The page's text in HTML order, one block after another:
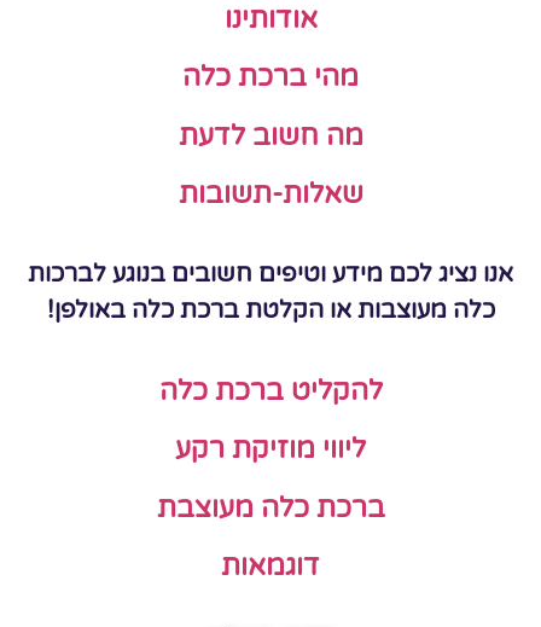
אודותינו
מהי ברכת כלה
מה חשוב לדעת
שאלות-תשובות
אנו נציג לכם מידע וטיפים חשובים בנוגע לברכות
כלה מעוצבות או הקלטת ברכת כלה באולפן!
להקליט ברכת כלה
ליווי מוזיקת רקע
ברכת כלה מעוצבת
דוגמאות